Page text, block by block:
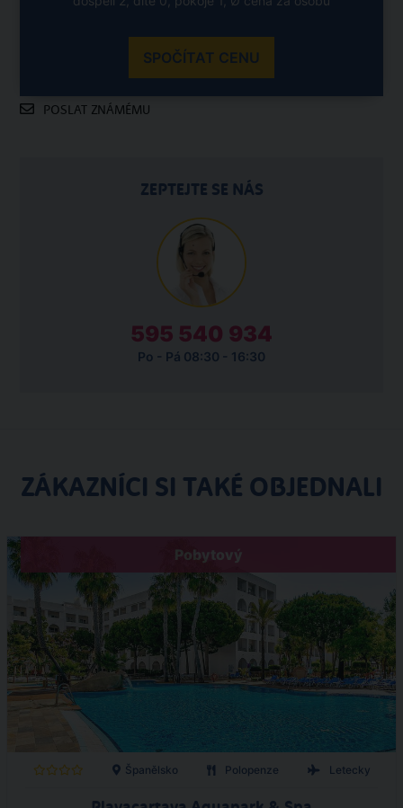
SPOČÍTAT CENU
POSLAT ZNÁMÉMU
ZEPTEJTE SE NÁS
595 540 934
Po - Pá 08:30 - 16:30
ZÁKAZNÍCI SI TAKÉ OBJEDNALI
Pobytový
Španělsko Polopenze Letecky